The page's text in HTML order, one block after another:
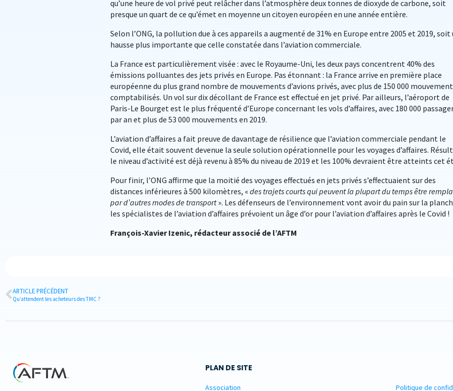
qu’une heure de vol privé peut relâcher dans l’atmosphère deux tonnes de dioxyde de carbone, soit
presque un quart de ce qu’émet en moyenne un citoyen européen en une année entière.
Selon l’ONG, la pollution due à ces appareils a augmenté de 31% en Europe entre 2005 et 2019, soit
hausse plus importante que celle constatée dans l’aviation commerciale.
La France est particulièrement visée : avec le Royaume-Uni, les deux pays concentrent 40% des
émissions polluantes des jets privés en Europe. Pas étonnant : la France arrive en première place
européenne du plus grand nombre de mouvements d’avions privés, avec plus de 150 000
comptabilisés. Un vol sur dix décollant de France est effectué en jet privé. Par ailleurs, l’aéroport de
Paris-Le Bourget est le plus fréquenté d’Europe concernant les vols d’affaires, avec 180 000
par an et plus de 53 000 mouvements en 2019.
L’aviation d’affaires a fait preuve de davantage de résilience que l’aviation commerciale pendant le
Covid, elle était souvent devenue la seule solution opérationnelle pour les voyages d’affaires.
le niveau d’activité est déjà revenu à 85% du niveau de 2019 et les 100% devraient être atteints cet
Pour finir, l’ONG affirme que la moitié des voyages effectués en jets privés s’effectuaient sur des
distances inférieures à 500 kilomètres, « des trajets courts qui peuvent la plupart du temps être
par d’autres modes de transport». Les défenseurs de l’environnement vont avoir du pain sur la
les spécialistes de l’aviation d’affaires prévoient un âge d’or pour l’aviation d’affaires après le Covid !
François-Xavier Izenic, rédacteur associé de l’AFTM
ARTICLE PRÉCÉDENT
Qu’attendent les acheteurs des TMC ?
PLAN DE SITE
Association Politique de